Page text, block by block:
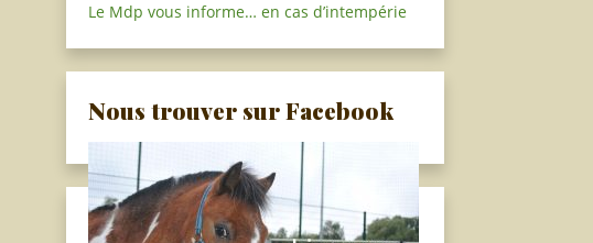
Le Mdp vous informe… en cas d’intempérie
Nous trouver sur Facebook